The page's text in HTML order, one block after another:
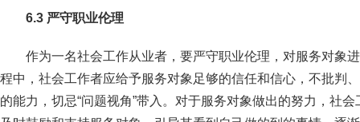
6.3 严守职业伦理
作为一名社会工作从业者，要严守职业伦理，对服务对象
程中，社会工作者应给予服务对象足够的信任和信心，不批判
的能力，切忌“问题视角”带入。对于服务对象做出的努力，社